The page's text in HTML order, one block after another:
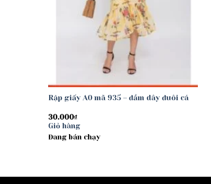
Rập giấy A0 mã 935 – đầm dây đuôi cá
30.000₫
Giỏ hàng
Đang bán chạy